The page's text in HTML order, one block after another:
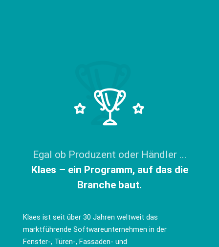
Egal ob Produzent oder Händler ...
Klaes – ein Programm, auf das die
Branche baut.
Klaes ist seit über 30 Jahren weltweit das
marktführende Softwareunternehmen in der
Fenster-, Türen-, Fassaden- und